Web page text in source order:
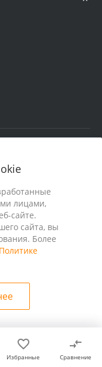
лицами,
сайте.
сайта, вы
Более
Избранные Сравнение
Избранные Сравнение
Все права